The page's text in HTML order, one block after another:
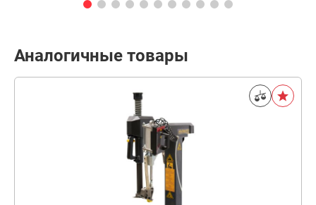
Аналогичные товары